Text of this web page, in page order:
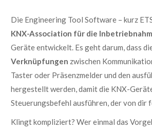
Die Engineering Tool Software – kurz
KNX-Association für die
Geräte entwickelt. Es geht darum, dass
Verknüpfungen zwischen
Taster oder Präsenzmelder und den
hergestellt werden, damit die KNX-
Steuerungsbefehl ausführen, der von dir
Klingt kompliziert? Wer einmal das